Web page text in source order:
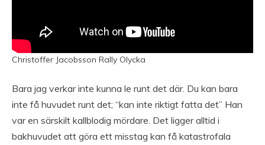
Christoffer Jacobsson Rally Olycka
Bara jag verkar inte kunna le runt det där. Du kan bara
inte få huvudet runt det; “kan inte riktigt fatta det” Han
var en särskilt kallblodig mördare. Det ligger alltid i
bakhuvudet att göra ett misstag kan få katastrofala